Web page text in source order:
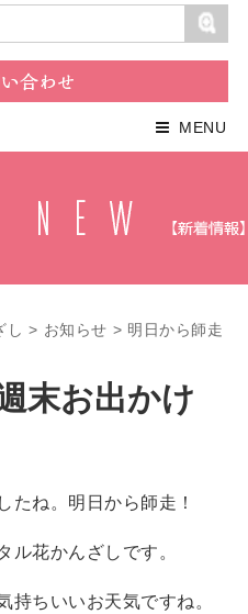
MENU
し > お知らせ > 明日から師走
末お出かけ
たね。明日から師走！
ル花かんざしです。
持ちいいお天気ですね。